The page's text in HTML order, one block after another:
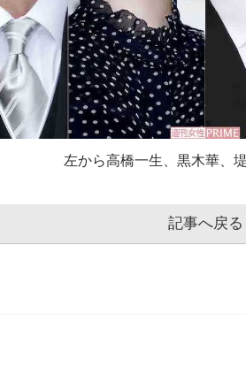
左から高橋一生、黒木華、
記事へ戻る